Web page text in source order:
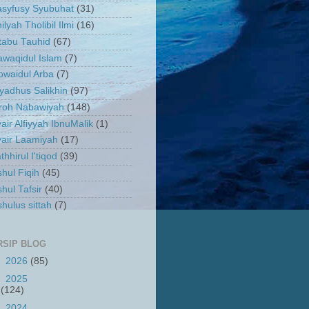
Syubuhat (31)
Tholibil Ilmi (16)
Tauhid (67)
Islam (7)
Arba (7)
Salikhin (97)
Nabawiyah (148)
Alfiyyah IbnuMalik (1)
Laamiyah (17)
I'tiqod (39)
Fiqih (45)
Tafsir (40)
sittah (7)
BLOG
2026 (85)
2025
(124)